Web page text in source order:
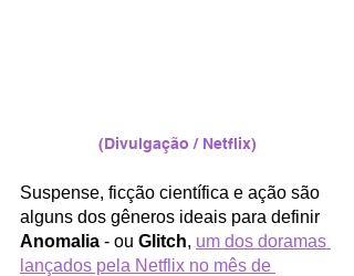
(Divulgação / Netflix)
Suspense, ficção científica e ação são
alguns dos gêneros ideais para definir
Anomalia - ou Glitch, um dos doramas
lançados pela Netflix no mês de